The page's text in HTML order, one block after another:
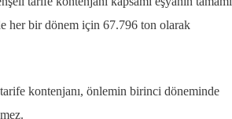
her bir dönem için 67.796 ton olarak
kontenjanı, önlemin birinci döneminde